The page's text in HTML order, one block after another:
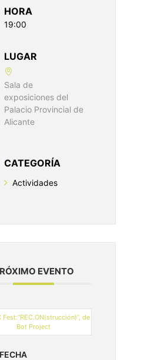
HORA
19:00
LUGAR
Sala de
exposiciones del
Palacio Provincial de
Alicante
CATEGORÍA
Actividades
EVENTO
Fest:“REC.ON(strucción)”, de
Bot Project
FECHA